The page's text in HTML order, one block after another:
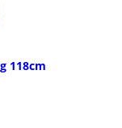
118cm